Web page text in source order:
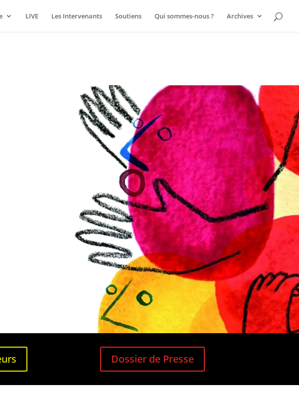
LIVE Les Intervenants Soutiens Qui sommes-nous ? Archives
Dossier de Presse